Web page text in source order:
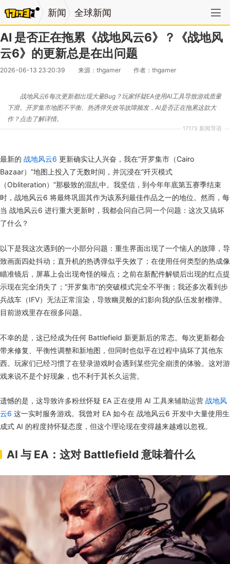
新闻 全球新闻
AI 是否正在拖累《战地风云6》？《战地风
云6》的更新总是在出问题
2026-06-13 23:20:39 来源：thgamer 作者：thgamer
17173 新闻导语
战地风云6每次更新都出现大量Bug？玩家怀疑EA使用AI工具导致游戏质量
下滑。开罗集市地图不平衡、热诱弹失效等故障频发，AI是否正在拖累这款大
作？点击了解详情。
最新的 战地风云6 更新确实让人兴奋，我在“开罗集市（Cairo
Bazaar）”地图上投入了无数时间，并沉浸在“歼灭模式
（Obliteration）”那极致的混乱中。我坚信，到今年年底第五赛季结束
时，战地风云6 将最终巩固其作为该系列最佳作品之一的地位。然而，每
当 战地风云6 进行重大更新时，我都会问自己同一个问题：这次又搞坏
了什么？
以下是我这次遇到的一小部分问题：重生界面出现了一个恼人的故障，导
致画面四处抖动；直升机的热诱弹似乎失效了；在使用任何类型的热成像
瞄准镜后，屏幕上会出现奇怪的噪点；之前在新配件解锁后出现的红点提
示现在完全消失了；“开罗集市”的突破模式完全不平衡；我还多次看到步
兵战车（IFV）无法正常渲染，导致幽灵般的幻影向我的队伍发射榴弹。
目前游戏里存在很多问题。
不幸的是，这已经成为任何 Battlefield 新更新后的常态。每次更新都会
带来修复、平衡性调整和新地图，但同时也似乎在过程中搞坏了其他东
西。玩家们已经习惯了在登录游戏时会遇到某些完全崩溃的体验。这对游
戏来说不是个好现象，也不利于其长久运营。
遗憾的是，这导致许多粉丝怀疑 EA 正在使用 AI 工具来辅助运营 战地风
云6 这一实时服务游戏。我曾对 EA 如今在 战地风云6 开发中大量使用生
成式 AI 的程度持怀疑态度，但这个理论现在变得越来越难以忽视。
AI 与 EA：这对 Battlefield 意味着什么